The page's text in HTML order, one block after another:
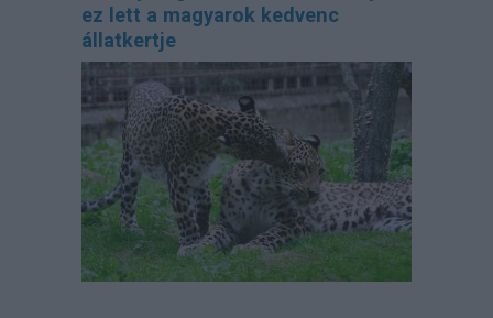
ez lett a magyarok kedvenc
állatkertje